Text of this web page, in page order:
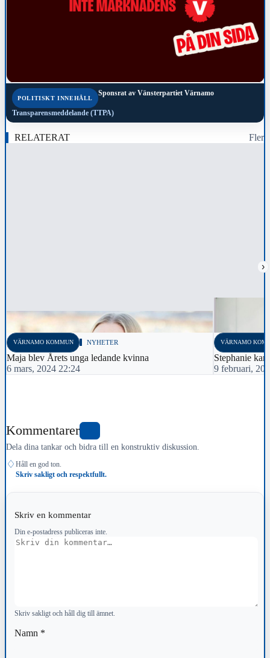
POLITISKT INNEHÅLL
Sponsrat av Vänsterpartiet Värnamo
Transparensmeddelande (TTPA)
RELATERAT Fler
›
VÄRNAMO KOMMUN NYHETER
Maja blev Årets unga ledande kvinna
6 mars, 2024 22:24
VÄRNAMO
Stephanie
9 februari,
Kommentarer
Dela dina tankar och bidra till en konstruktiv diskussion.
♢ Håll en god ton.
Skriv sakligt och respektfullt.
Skriv en kommentar
Din e-postadress publiceras inte.
Kommentar
Skriv sakligt och håll dig till ämnet.
Namn *